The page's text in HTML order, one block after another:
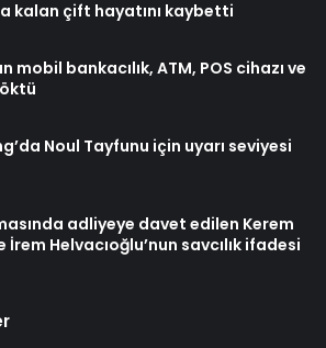
kalan çift hayatını kaybetti
mobil bankacılık, ATM, POS cihazı ve
Noul Tayfunu için uyarı seviyesi
adliyeye davet edilen Kerem
İrem Helvacıoğlu’nun savcılık ifadesi